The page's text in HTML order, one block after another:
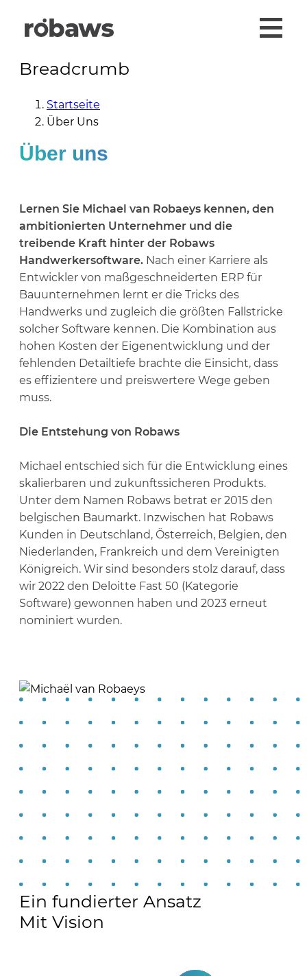
Breadcrumb
Startseite
Über Uns
Über uns
Lernen Sie Michael van Robaeys kennen, den
ambitionierten Unternehmer und die
treibende Kraft hinter der Robaws
Handwerkersoftware. Nach einer Karriere als
Entwickler von maßgeschneiderten ERP für
Bauunternehmen lernt er die Tricks des
Handwerks und zugleich die größten Fallstricke
solcher Software kennen. Die Kombination aus
hohen Kosten der Eigenentwicklung und der
fehlenden Detailtiefe brachte die Einsicht, dass
es effizientere und preiswertere Wege geben
muss.
Die Entstehung von Robaws
Michael entschied sich für die Entwicklung eines
skalierbaren und zukunftssicheren Produkts.
Unter dem Namen Robaws betrat er 2015 den
belgischen Baumarkt. Inzwischen hat Robaws
Kunden in Deutschland, Österreich, Belgien, den
Niederlanden, Frankreich und dem Vereinigten
Königreich. Wir sind besonders stolz darauf, dass
wir 2022 den Deloitte Fast 50 (Kategorie
Software) gewonnen haben und 2023 erneut
nominiert wurden.
Ein fundierter Ansatz
Mit Vision